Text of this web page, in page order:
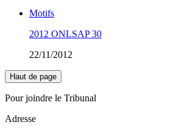
Motifs
2012 ONLSAP 30
22/11/2012
Haut de page
Pour joindre le Tribunal
Adresse